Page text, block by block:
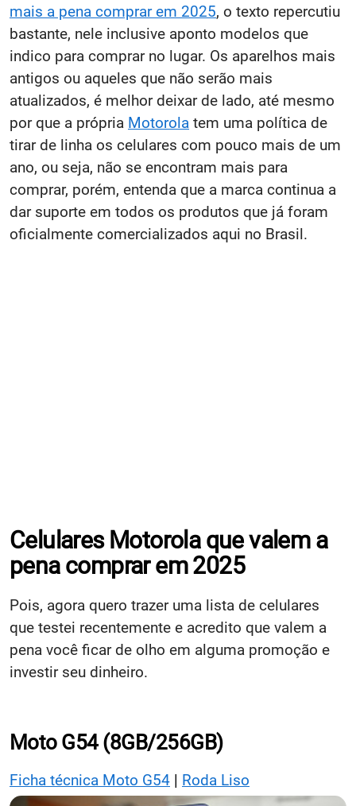
mais a pena comprar em 2025, o texto repercutiu
bastante, nele inclusive aponto modelos que
indico para comprar no lugar. Os aparelhos mais
antigos ou aqueles que não serão mais
atualizados, é melhor deixar de lado, até mesmo
por que a própria Motorola tem uma política de
tirar de linha os celulares com pouco mais de um
ano, ou seja, não se encontram mais para
comprar, porém, entenda que a marca continua a
dar suporte em todos os produtos que já foram
oficialmente comercializados aqui no Brasil.
Celulares Motorola que valem a
pena comprar em 2025
Pois, agora quero trazer uma lista de celulares
que testei recentemente e acredito que valem a
pena você ficar de olho em alguma promoção e
investir seu dinheiro.
Moto G54 (8GB/256GB)
Ficha técnica Moto G54 | Roda Liso